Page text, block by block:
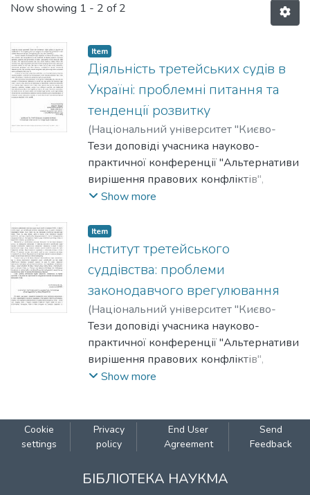
Now showing 1 - 2 of 2
Item
Діяльність третейських судів в
Україні: проблемні питання та
тенденції розвитку
(Національний університет "Києво-
Могилянська академія" ,2017)
Посполітак, Володимир
Тези доповіді учасника науково-
практичної конференції "Альтернативи
вирішення правових конфліктів",
проведеної в рамках Днів науки
Могилянська академія" на факультеті
правничих наук у 2017 році.
Show more
Item
Інститут третейського
суддівства: проблеми
законодавчого врегулювання
(Національний університет "Києво-
Могилянська академія" ,2017)
Постоловська, Мар'яна
Тези доповіді учасника науково-
практичної конференції "Альтернативи
вирішення правових конфліктів",
проведеної в рамках Днів науки
правничих наук у 2017 році.
Show more
Cookie
settings
Privacy
policy
End User
Agreement
Send
Feedback
БІБЛІОТЕКА НАУКМА